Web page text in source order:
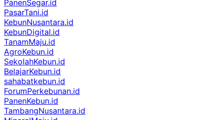
PanenSegar.id
PasarTani.id
KebunNusantara.id
KebunDigital.id
TanamMaju.id
AgroKebun.id
SekolahKebun.id
BelajarKebun.id
sahabatkebun.id
ForumPerkebunan.id
PanenKebun.id
TambangNusantara.id